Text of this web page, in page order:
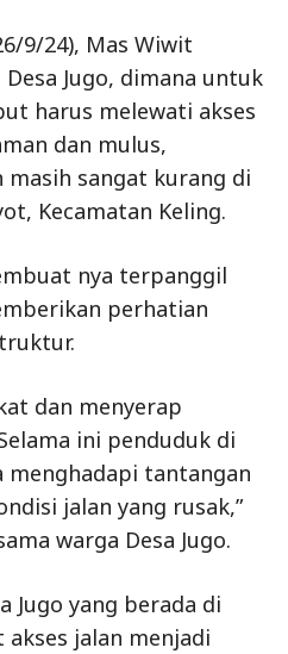
9/24), Mas Wiwit
Jugo, dimana untuk
harus melewati akses
dan mulus,
masih sangat kurang di
Kecamatan Keling.
nya terpanggil
perhatian
dan menyerap
ini penduduk di
menghadapi tantangan
jalan yang rusak,”
warga Desa Jugo.
Jugo yang berada di
jalan menjadi